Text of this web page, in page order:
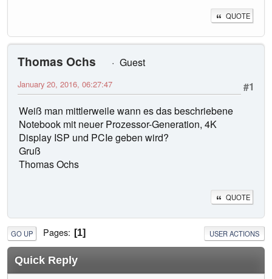
QUOTE
Thomas Ochs
Guest
#1
January 20, 2016, 06:27:47
Weiß man mittlerweile wann es das beschriebene
Notebook mit neuer Prozessor-Generation, 4K
Display ISP und PCIe geben wird?
Gruß
Thomas Ochs
QUOTE
GO UP Pages 1 USER ACTIONS
Quick Reply